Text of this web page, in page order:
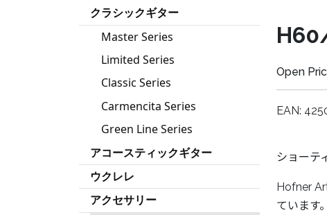
Open
EAN:
ショーテ
Hofner
ています。
クラシックギター
Master Series
Limited Series
Classic Series
Carmencita Series
Green Line Series
アコースティックギター
ウクレレ
アクセサリー